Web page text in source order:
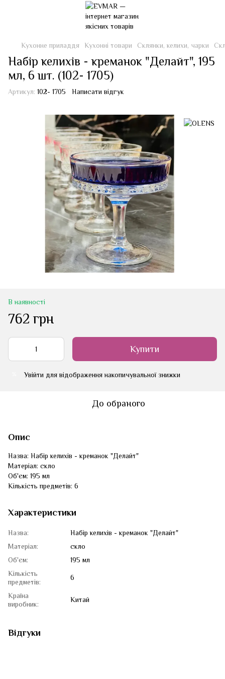
Кухонне приладдя Кухонні товари Склянки, келихи, чарки
Набір келихів - креманок "Делайт", 195
мл, 6 шт. (102- 1705)
Артикул: 102- 1705 Написати відгук
В наявності
762 грн
Купити
Увійти для відображення накопичувальної знижки
До обраного
Опис
Назва: Набір келихів - креманок "Делайт"
Матеріал: скло
Об'єм: 195 мл
Кількість предметів: 6
Характеристики
Назва:
Набір келихів - креманок "Делайт"
Матеріал:
скло
Об'єм:
195 мл
Кількість
предметів:
6
Країна
виробник:
Китай
Відгуки